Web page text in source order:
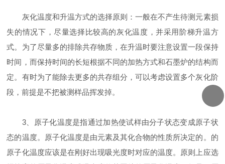
灰化温度和升温方式的选择原则：一般在不产生待测元素损
失的情况下，尽量选择比较高的灰化温度，并采用阶梯升温方
式。为了尽量多的排除共存物质，在升温时要注意设置一段保持
时间，而保持时间的长短根据不同的加热方式和石墨炉的结构而
定。有时为了能除去更多的共存组分，可以考虑设置多个灰化阶
段，前提是不把被测样品挥发掉。
3、原子化温度是指通过加热使试样由分子状态变成原子状
态的温度。原子化温度是由元素及其化合物的性质所决定的。的
原子化温度应该是在刚好出现吸光度时对应的温度。原则上应选